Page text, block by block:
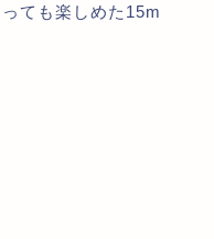
ても楽しめた15m